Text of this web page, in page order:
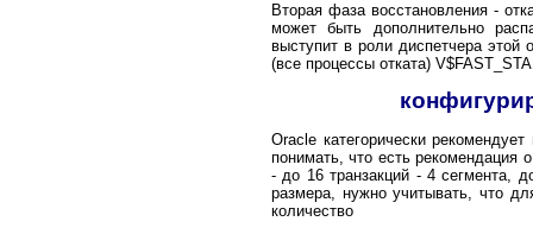
Вторая фаза восстановления -
может быть дополнительно
выступит в роли диспетчера этой
(все процессы отката)
Oracle категорически
понимать, что есть рекомендация
- до 16 транзакций - 4 сегмента,
размера, нужно учитывать, что
количество